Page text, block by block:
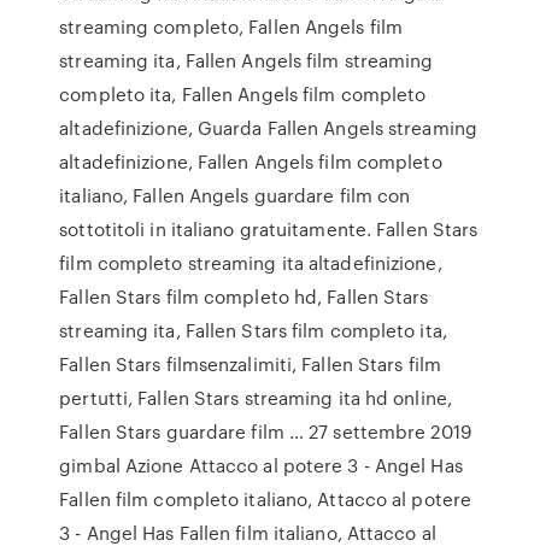
streaming completo, Fallen Angels film
streaming ita, Fallen Angels film streaming
completo ita, Fallen Angels film completo
altadefinizione, Guarda Fallen Angels streaming
altadefinizione, Fallen Angels film completo
italiano, Fallen Angels guardare film con
sottotitoli in italiano gratuitamente. Fallen Stars
film completo streaming ita altadefinizione,
Fallen Stars film completo hd, Fallen Stars
streaming ita, Fallen Stars film completo ita,
Fallen Stars filmsenzalimiti, Fallen Stars film
pertutti, Fallen Stars streaming ita hd online,
Fallen Stars guardare film … 27 settembre 2019
gimbal Azione Attacco al potere 3 - Angel Has
Fallen film completo italiano, Attacco al potere
3 - Angel Has Fallen film italiano, Attacco al